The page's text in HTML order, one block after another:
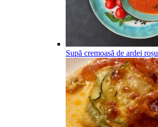
Supă cremoasă de ardei roșu